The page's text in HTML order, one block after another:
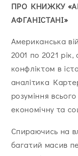
ПРО КНИЖКУ
АФГАНІСТАНІ»
Американська
2001 по 2021
конфліктом в
аналітика
розуміння
економічну та
Спираючись на
багатий масив